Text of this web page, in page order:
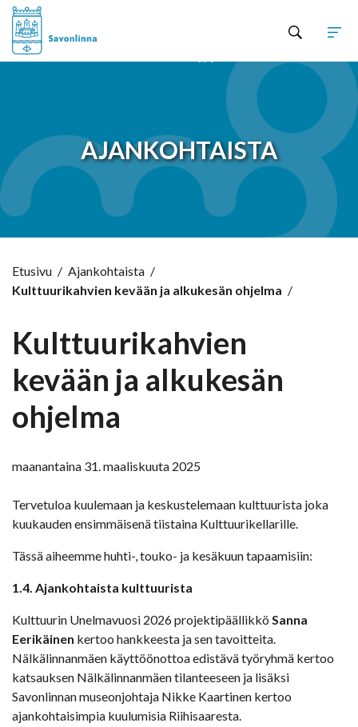
AJANKOHTAISTA
Etusivu / Ajankohtaista /
Kulttuurikahvien kevään ja alkukesän ohjelma /
Kulttuurikahvien
kevään ja alkukesän
ohjelma
maanantaina 31. maaliskuuta 2025
Tervetuloa kuulemaan ja keskustelemaan kulttuurista joka
kuukauden ensimmäisenä tiistaina Kulttuurikellarille.
Tässä aiheemme huhti-, touko- ja kesäkuun tapaamisiin:
1.4. Ajankohtaista kulttuurista
Kulttuurin Unelmavuosi 2026 projektipäällikkö Sanna
Eerikäinen kertoo hankkeesta ja sen tavoitteita.
Nälkälinnanmäen käyttöönottoa edistävä työryhmä kertoo
katsauksen Nälkälinnanmäen tilanteeseen ja lisäksi
Savonlinnan museonjohtaja Nikke Kaartinen kertoo
ajankohtaisimpia kuulumisia Riihisaaresta.